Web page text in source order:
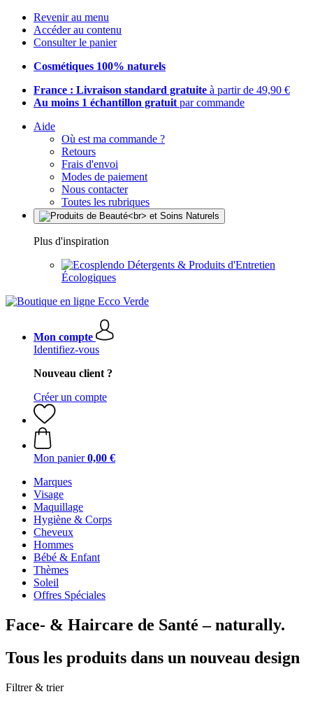
Revenir au menu
Accéder au contenu
Consulter le panier
Cosmétiques 100% naturels
France : Livraison standard gratuite à partir de 49,90 €
Au moins 1 échantillon gratuit par commande
Aide
Où est ma commande ?
Retours
Frais d'envoi
Modes de paiement
Nous contacter
Toutes les rubriques
Plus d'inspiration
Détergents & Produits d'Entretien
Écologiques
Mon compte
Identifiez-vous
Nouveau client ?
Créer un compte
Mon panier 0,00 €
Marques
Visage
Maquillage
Hygiène & Corps
Cheveux
Hommes
Bébé & Enfant
Thèmes
Soleil
Offres Spéciales
Face- & Haircare de Santé – naturally.
Tous les produits dans un nouveau design
Filtrer & trier